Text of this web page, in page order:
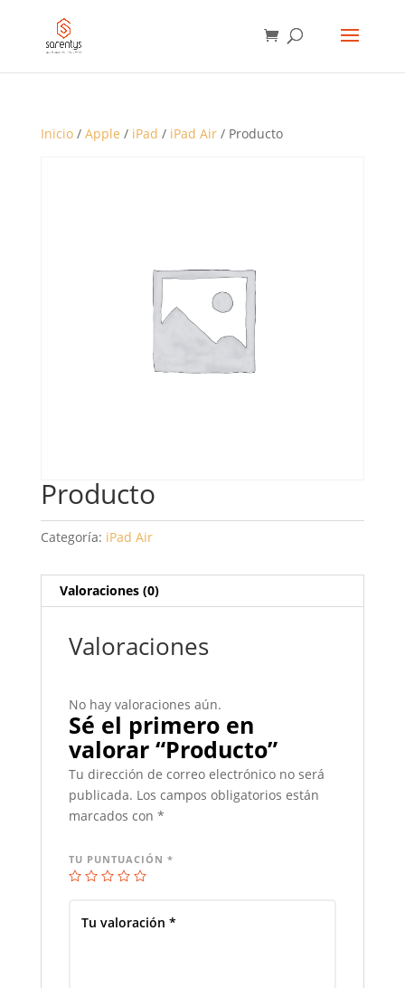
PRODUCTOS
Inicio/ Apple / iPad / iPad Air/ Producto
Producto
Categoría: iPad Air
Valoraciones (0)
Valoraciones
No hay valoraciones aún.
Sé el primero en
valorar “Producto”
Tu dirección de correo electrónico no será
publicada. Los campos obligatorios están
marcados con *
TU PUNTUACIÓN *